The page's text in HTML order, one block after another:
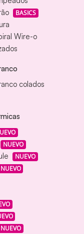
BASICS
Wire-o
colados
NUEVO
NUEVO
NUEVO
NUEVO